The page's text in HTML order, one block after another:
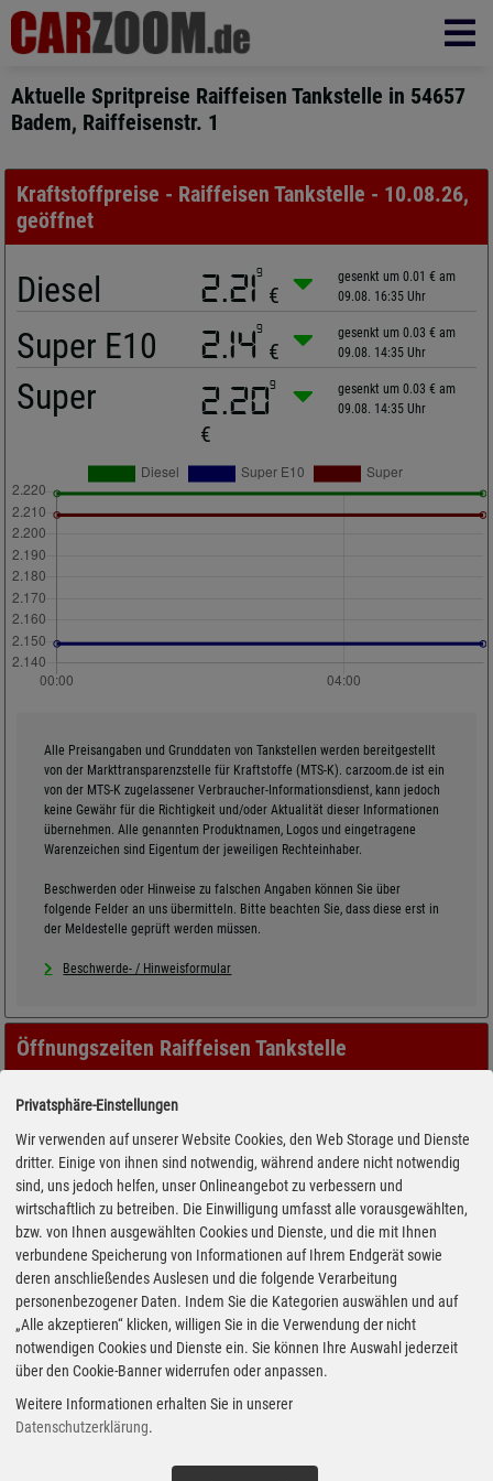
Aktuelle Spritpreise Raiffeisen Tankstelle in 54657
Badem, Raiffeisenstr. 1
Kraftstoffpreise - Raiffeisen Tankstelle - 10.08.26,
geöffnet
Diesel 2.219
€
gesenkt um 0.01 € am
09.08. 16:35 Uhr
Super E10 2.149
€
gesenkt um 0.03 € am
09.08. 14:35 Uhr
Super 2.209
€
gesenkt um 0.03 € am
09.08. 14:35 Uhr
Alle Preisangaben und Grunddaten von Tankstellen werden bereitgestellt
von der Markttransparenzstelle für Kraftstoffe (MTS-K). carzoom.de ist ein
von der MTS-K zugelassener Verbraucher-Informationsdienst, kann jedoch
keine Gewähr für die Richtigkeit und/oder Aktualität dieser Informationen
übernehmen. Alle genannten Produktnamen, Logos und eingetragene
Warenzeichen sind Eigentum der jeweiligen Rechteinhaber.
Beschwerden oder Hinweise zu falschen Angaben können Sie über
folgende Felder an uns übermitteln. Bitte beachten Sie, dass diese erst in
der Meldestelle geprüft werden müssen.
Beschwerde- / Hinweisformular
Öffnungszeiten Raiffeisen Tankstelle
Privatsphäre-Einstellungen
Wir verwenden auf unserer Website Cookies, den Web Storage und Dienste
dritter. Einige von ihnen sind notwendig, während andere nicht notwendig
sind, uns jedoch helfen, unser Onlineangebot zu verbessern und
wirtschaftlich zu betreiben. Die Einwilligung umfasst alle vorausgewählten,
bzw. von Ihnen ausgewählten Cookies und Dienste, und die mit Ihnen
verbundene Speicherung von Informationen auf Ihrem Endgerät sowie
deren anschließendes Auslesen und die folgende Verarbeitung
personenbezogener Daten. Indem Sie die Kategorien auswählen und auf
„Alle akzeptieren“ klicken, willigen Sie in die Verwendung der nicht
notwendigen Cookies und Dienste ein. Sie können Ihre Auswahl jederzeit
über den Cookie-Banner widerrufen oder anpassen.
Weitere Informationen erhalten Sie in unserer
Datenschutzerklärung.